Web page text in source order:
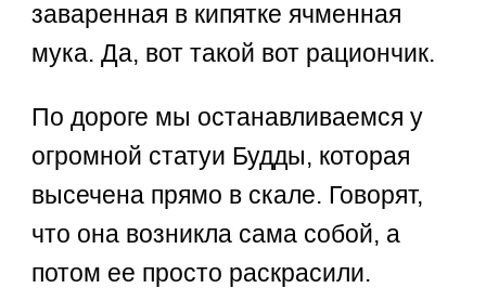
заваренная в кипятке ячменная
мука. Да, вот такой вот рациончик.
По дороге мы останавливаемся у
огромной статуи Будды, которая
высечена прямо в скале. Говорят,
что она возникла сама собой, а
потом ее просто раскрасили.